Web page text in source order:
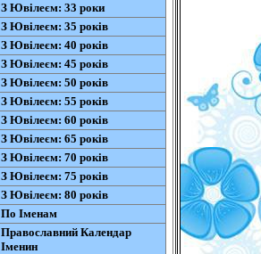
З Ювілеєм: 33 роки
З Ювілеєм: 35 років
З Ювілеєм: 40 років
З Ювілеєм: 45 років
З Ювілеєм: 50 років
З Ювілеєм: 55 років
З Ювілеєм: 60 років
З Ювілеєм: 65 років
З Ювілеєм: 70 років
З Ювілеєм: 75 років
З Ювілеєм: 80 років
По Іменам
Православний Календар
Іменин